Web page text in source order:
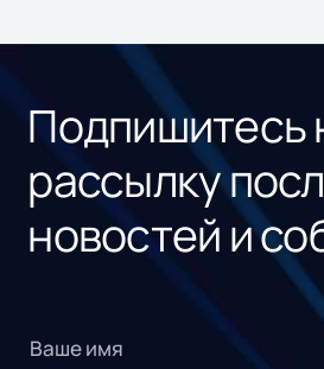
Подпишитесь
рассылку
новостей и